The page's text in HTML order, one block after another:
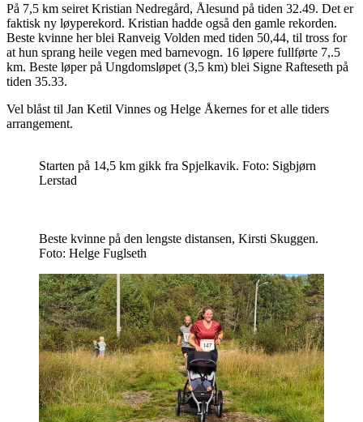
På 7,5 km seiret Kristian Nedregård, Ålesund på tiden 32.49. Det er
faktisk ny løyperekord. Kristian hadde også den gamle rekorden.
Beste kvinne her blei Ranveig Volden med tiden 50,44, til tross for
at hun sprang heile vegen med barnevogn. 16 løpere fullførte 7,.5
km. Beste løper på Ungdomsløpet (3,5 km) blei Signe Rafteseth på
tiden 35.33.
Vel blåst til Jan Ketil Vinnes og Helge Åkernes for et alle tiders
arrangement.
Starten på 14,5 km gikk fra Spjelkavik. Foto: Sigbjørn
Lerstad
Beste kvinne på den lengste distansen, Kirsti Skuggen.
Foto: Helge Fuglseth